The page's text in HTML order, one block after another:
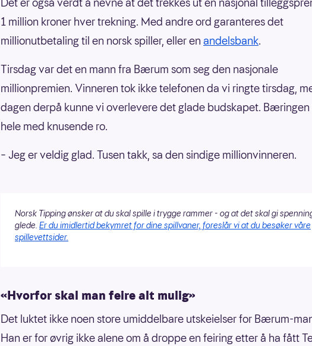
1 million kroner hver trekning. Med andre ord garanteres det
millionutbetaling til en norsk spiller, eller en andelsbank.
Tirsdag var det en mann fra Bærum som seg den nasjonale
millionpremien. Vinneren tok ikke telefonen da vi ringte tirsdag,
dagen derpå kunne vi overlevere det glade budskapet.
hele med knusende ro.
– Jeg er veldig glad. Tusen takk, sa den sindige millionvinneren.
Norsk Tipping ønsker at du skal spille i trygge rammer - og at det skal gi
glede. Er du imidlertid bekymret for dine spillvaner, foreslår vi at du besøker våre
spillevettsider.
«Hvorfor skal man feire alt mulig»
Det luktet ikke noen store umiddelbare utskeielser for Bærum-
Han er for øvrig ikke alene om å droppe en feiring etter å ha fått